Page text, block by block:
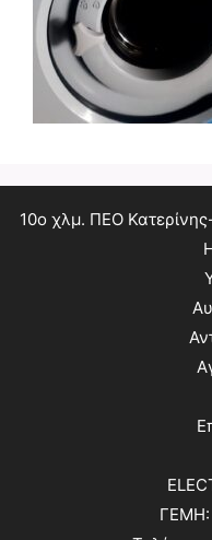
10ο χλμ. ΠΕΟ
ΓΕΜΗ: